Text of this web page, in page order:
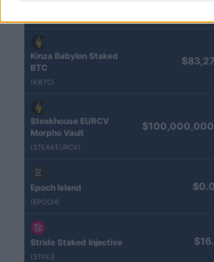
Gold (Terra
Kinza Babylon Staked
BTC
(KBTC)
Steakhouse EURCV
Morpho Vault
(STEAKEURCV)
Epoch Island
(EPOCH)
Stride Staked Injective
(STINJ)